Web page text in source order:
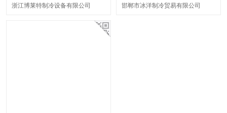
浙江博莱特制冷设备有限公司 邯郸市冰洋制冷贸易有限公司